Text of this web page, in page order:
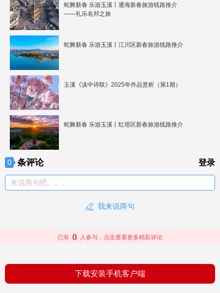
蛇舞新春 乐游玉溪丨通海新春旅游线路推介
——礼乐名邦之旅
蛇舞新春 乐游玉溪丨江川区新春旅游线路推介
玉溪《滇中诗联》2025年作品赏析（第1期）
蛇舞新春 乐游玉溪丨红塔区新春旅游线路推介
0 条评论 登录
来说两句吧。。。
我来说两句
已有 0 人参与，点击查看更多精彩评论
下载安装手机客户端